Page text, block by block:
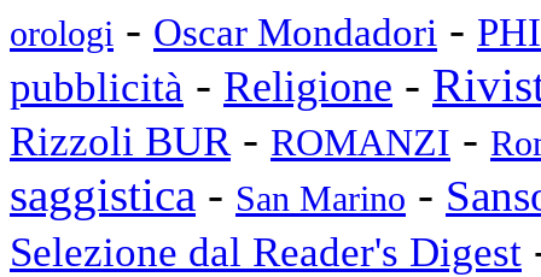
orologi - Oscar Mondadori -
pubblicità - Religione -
Rizzoli BUR - ROMANZI -
saggistica - San Marino -
Selezione dal Reader's Digest